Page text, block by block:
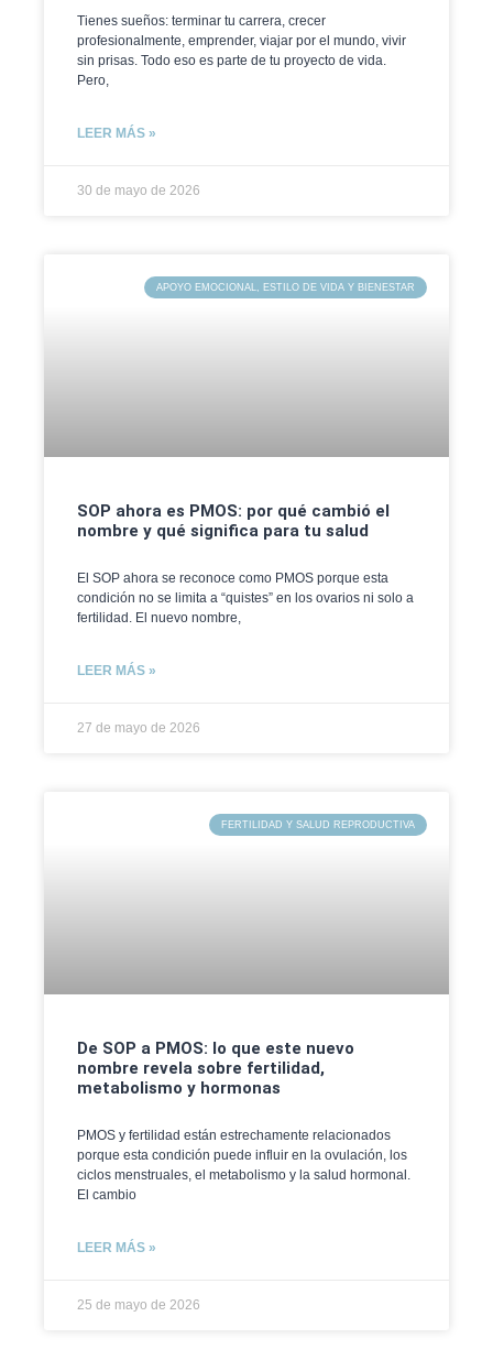
Tienes sueños: terminar tu carrera, crecer
profesionalmente, emprender, viajar por el mundo, vivir
sin prisas. Todo eso es parte de tu proyecto de vida.
Pero,
LEER MÁS »
30 de mayo de 2026
APOYO EMOCIONAL, ESTILO DE VIDA Y BIENESTAR
SOP ahora es PMOS: por qué cambió el
nombre y qué significa para tu salud
El SOP ahora se reconoce como PMOS porque esta
condición no se limita a “quistes” en los ovarios ni solo a
fertilidad. El nuevo nombre,
LEER MÁS »
27 de mayo de 2026
FERTILIDAD Y SALUD REPRODUCTIVA
De SOP a PMOS: lo que este nuevo
nombre revela sobre fertilidad,
metabolismo y hormonas
PMOS y fertilidad están estrechamente relacionados
porque esta condición puede influir en la ovulación, los
ciclos menstruales, el metabolismo y la salud hormonal.
El cambio
LEER MÁS »
25 de mayo de 2026